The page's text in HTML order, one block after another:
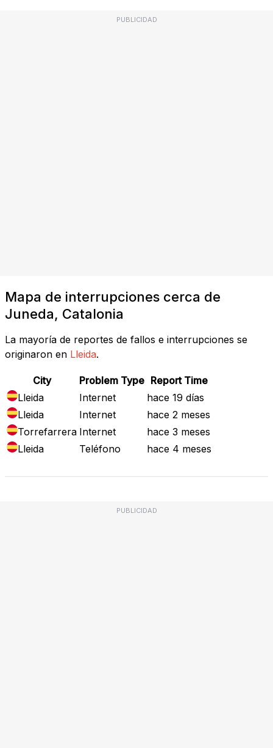
PUBLICIDAD
Mapa de interrupciones cerca de
Juneda, Catalonia
La mayoría de reportes de fallos e interrupciones se
originaron en Lleida.
City Problem Type Report Time
Lleida
Internet
hace 19 días
Lleida
Internet
hace 2 meses
Torrefarrera Internet
hace 3 meses
Lleida
Teléfono hace 4 meses
PUBLICIDAD